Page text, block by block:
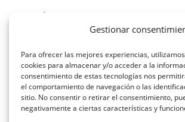
Gestionar
Para ofrecer las mejores experiencias,
cookies para almacenar y/o acceder a la
consentimiento de estas tecnologías nos
el comportamiento de navegación o las
sitio. No consentir o retirar el consentimiento,
negativamente a ciertas características y
Kitesurf
Faq`s
INFORMACIÓN LEGAL